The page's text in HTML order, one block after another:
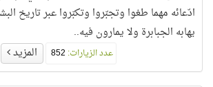
ادّعائه مهما طغوا وتجبّروا وتكبّروا عبر تاريخ
يهابه الجبابرة ولا يمارون فيه..
عدد الزيارات: المزيد